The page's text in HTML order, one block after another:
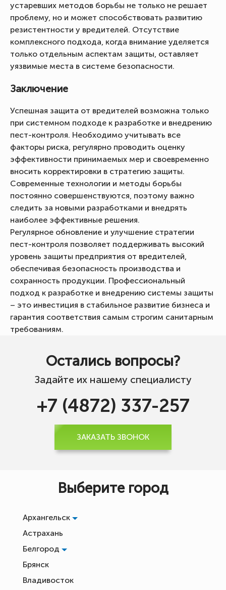
устаревших методов борьбы не только не решает
проблему, но и может способствовать развитию
резистентности у вредителей. Отсутствие
комплексного подхода, когда внимание уделяется
только отдельным аспектам защиты, оставляет
уязвимые места в системе безопасности.
Заключение
Успешная защита от вредителей возможна только
при системном подходе к разработке и внедрению
пест-контроля. Необходимо учитывать все
факторы риска, регулярно проводить оценку
эффективности принимаемых мер и своевременно
вносить корректировки в стратегию защиты.
Современные технологии и методы борьбы
постоянно совершенствуются, поэтому важно
следить за новыми разработками и внедрять
наиболее эффективные решения.
Регулярное обновление и улучшение стратегии
пест-контроля позволяет поддерживать высокий
уровень защиты предприятия от вредителей,
обеспечивая безопасность производства и
сохранность продукции. Профессиональный
подход к разработке и внедрению системы защиты
– это инвестиция в стабильное развитие бизнеса и
гарантия соответствия самым строгим санитарным
требованиям.
Остались вопросы?
Задайте их нашему специалисту
+7 (4872) 337-257
ЗАКАЗАТЬ ЗВОНОК
Выберите город
Архангельск
Астрахань
Белгород
Брянск
Владивосток